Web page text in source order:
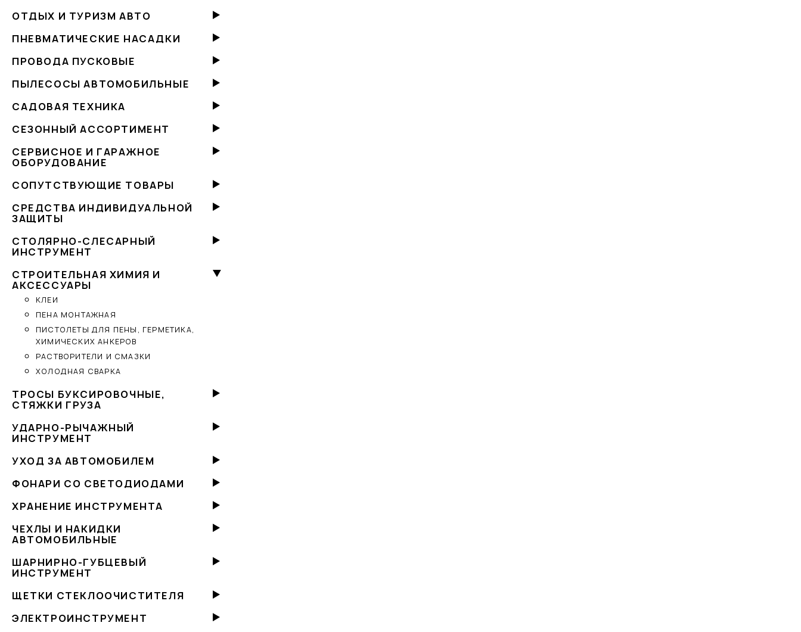
ОТДЫХ И ТУРИЗМ АВТО
ПНЕВМАТИЧЕСКИЕ НАСАДКИ
ПРОВОДА ПУСКОВЫЕ
ПЫЛЕСОСЫ АВТОМОБИЛЬНЫЕ
САДОВАЯ ТЕХНИКА
СЕЗОННЫЙ АССОРТИМЕНТ
СЕРВИСНОЕ И ГАРАЖНОЕ
ОБОРУДОВАНИЕ
СОПУТСТВУЮЩИЕ ТОВАРЫ
СРЕДСТВА ИНДИВИДУАЛЬНОЙ
ЗАЩИТЫ
СТОЛЯРНО-СЛЕСАРНЫЙ
ИНСТРУМЕНТ
СТРОИТЕЛЬНАЯ ХИМИЯ И
АКСЕССУАРЫ
КЛЕИ
ПЕНА МОНТАЖНАЯ
ПИСТОЛЕТЫ ДЛЯ ПЕНЫ, ГЕРМЕТИКА,
ХИМИЧЕСКИХ АНКЕРОВ
РАСТВОРИТЕЛИ И СМАЗКИ
ХОЛОДНАЯ СВАРКА
ТРОСЫ БУКСИРОВОЧНЫЕ,
СТЯЖКИ ГРУЗА
УДАРНО-РЫЧАЖНЫЙ
ИНСТРУМЕНТ
УХОД ЗА АВТОМОБИЛЕМ
ФОНАРИ СО СВЕТОДИОДАМИ
ХРАНЕНИЕ ИНСТРУМЕНТА
ЧЕХЛЫ И НАКИДКИ
АВТОМОБИЛЬНЫЕ
ШАРНИРНО-ГУБЦЕВЫЙ
ИНСТРУМЕНТ
ЩЕТКИ СТЕКЛООЧИСТИТЕЛЯ
ЭЛЕКТРОИНСТРУМЕНТ